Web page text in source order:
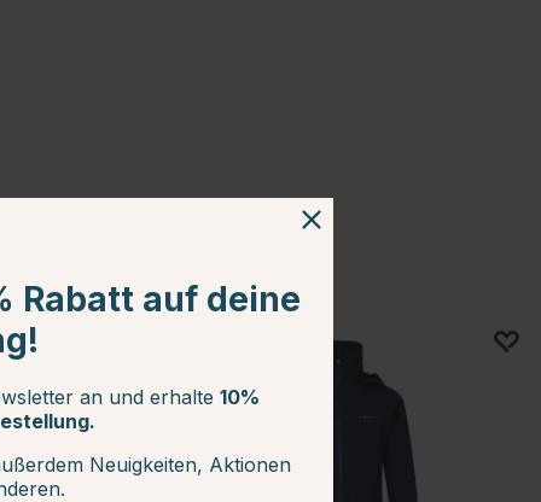
Rabatt auf deine
an und erhalte 10%
Neuigkeiten, Aktionen